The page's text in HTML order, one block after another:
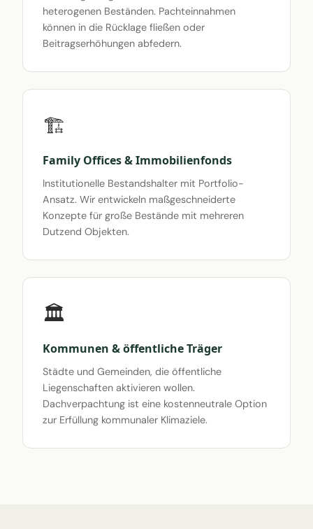
heterogenen Beständen. Pachteinnahmen
können in die Rücklage fließen oder
Beitragserhöhungen abfedern.
🏗️
Family Offices & Immobilienfonds
Institutionelle Bestandshalter mit Portfolio-
Ansatz. Wir entwickeln maßgeschneiderte
Konzepte für große Bestände mit mehreren
Dutzend Objekten.
🏛️
Kommunen & öffentliche Träger
Städte und Gemeinden, die öffentliche
Liegenschaften aktivieren wollen.
Dachverpachtung ist eine kostenneutrale Option
zur Erfüllung kommunaler Klimaziele.